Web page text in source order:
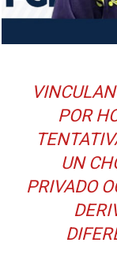
POR
UN
PRIVADO